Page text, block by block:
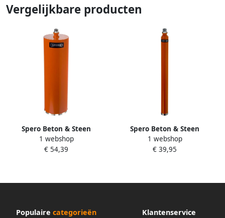
Vergelijkbare producten
Spero Beton & Steen
Diamantboor R1 2"
56x400mm nat S800656
1 webshop
€ 54,39
Spero Beton & Steen
Diamantboor R1 2"
25x400mm nat S800625
1 webshop
€ 39,95
Populaire categorieën Klantenservice